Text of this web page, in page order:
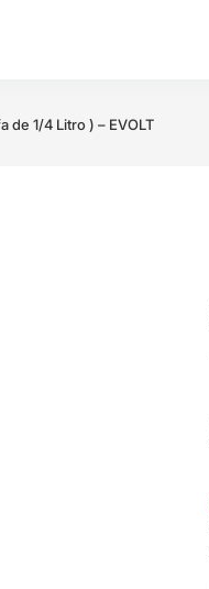
de 1/4 Litro ) – EVOLT